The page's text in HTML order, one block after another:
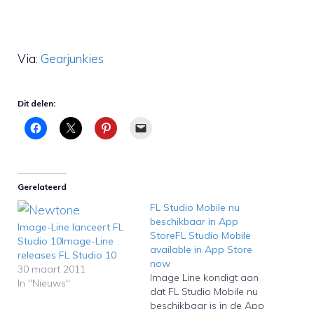
Via: Gearjunkies
Dit delen:
Gerelateerd
Image-Line lanceert FL
Studio 10Image-Line
releases FL Studio 10
30 maart 2011
In "Nieuws"
FL Studio Mobile nu
beschikbaar in App
StoreFL Studio Mobile
available in App Store
now
Image Line kondigt aan
dat FL Studio Mobile nu
beschikbaar is in de App